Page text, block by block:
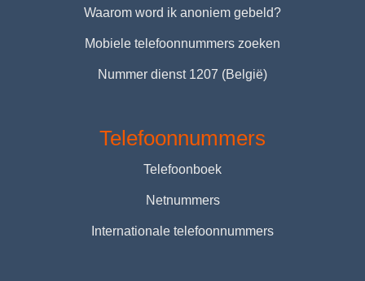
Waarom word ik anoniem gebeld?
Mobiele telefoonnummers zoeken
Nummer dienst 1207 (België)
Telefoonnummers
Telefoonboek
Netnummers
Internationale telefoonnummers